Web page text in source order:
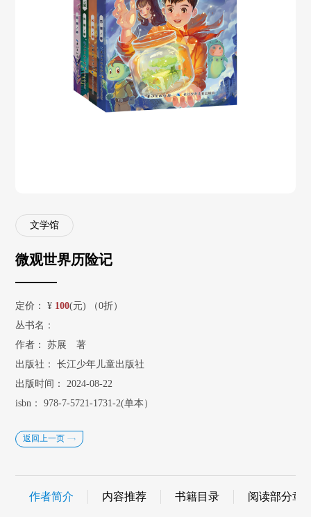
文学馆
微观世界历险记
定价： ¥ 100(元) （0折）
丛书名：
作者：
苏展 著
出版社：
长江少年儿童出版社
出版时间：
2024-08-22
isbn：
978-7-5721-1731-2(单本）
返回上一页
作者简介 内容推荐 书籍目录 阅读部分章